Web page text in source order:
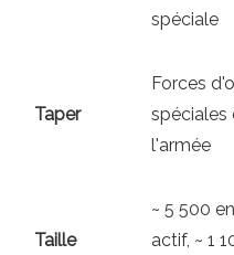
spéciale
Taper
Forces
spéciales
l'armée
Taille
~ 5 500
actif, ~ 1